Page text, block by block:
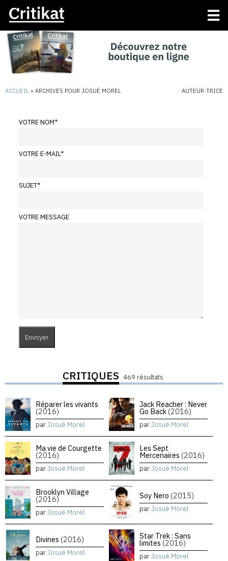
ACCUEIL » ARCHIVES POUR JOSUÉ MOREL AUTEUR·TRICE
VOTRE NOM*
VOTRE E-MAIL*
SUJET*
VOTRE MESSAGE
CRITIQUES 469 résultats
Réparer les vivants
(2016)
parJosué Morel
Jack Reacher : Never
Go Back (2016)
parJosué Morel
Ma vie de Courgette
(2016)
parJosué Morel
Les Sept
Mercenaires (2016)
parJosué Morel
Brooklyn Village
(2016)
parJosué Morel
Soy Nero (2015)
parJosué Morel
Divines (2016)
parJosué Morel
Star Trek : Sans
limites (2016)
parJosué Morel